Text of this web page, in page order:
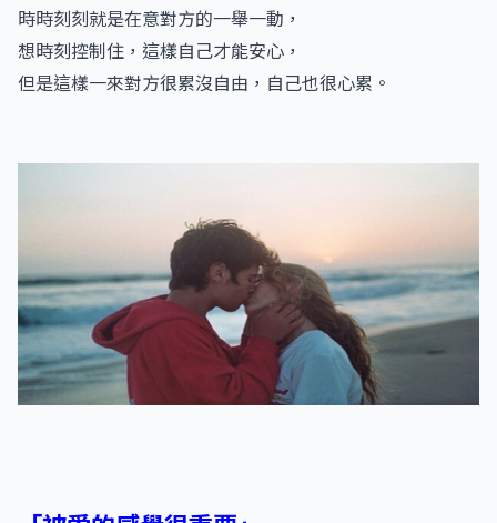
時時刻刻就是在意對方的一舉一動，
想時刻控制住，這樣自己才能安心，
但是這樣一來對方很累沒自由，自己也很心累。